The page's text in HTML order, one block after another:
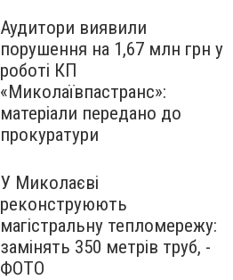
Аудитори виявили
порушення на 1,67 млн грн у
роботі КП
«Миколаївпастранс»:
матеріали передано до
прокуратури
У Миколаєві
реконструюють
магістральну тепломережу:
замінять 350 метрів труб, -
ФОТО